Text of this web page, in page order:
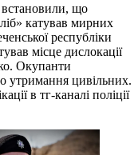
встановили, що
катував мирних
республіки
місце дислокації
Окупанти
утримання цивільних.
в тг-каналі поліції